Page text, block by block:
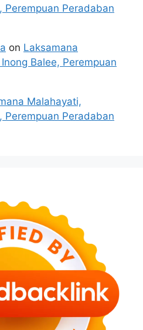
Perempuan Peradaban
on Laksamana
Balee, Perempuan
Malahayati,
Perempuan Peradaban